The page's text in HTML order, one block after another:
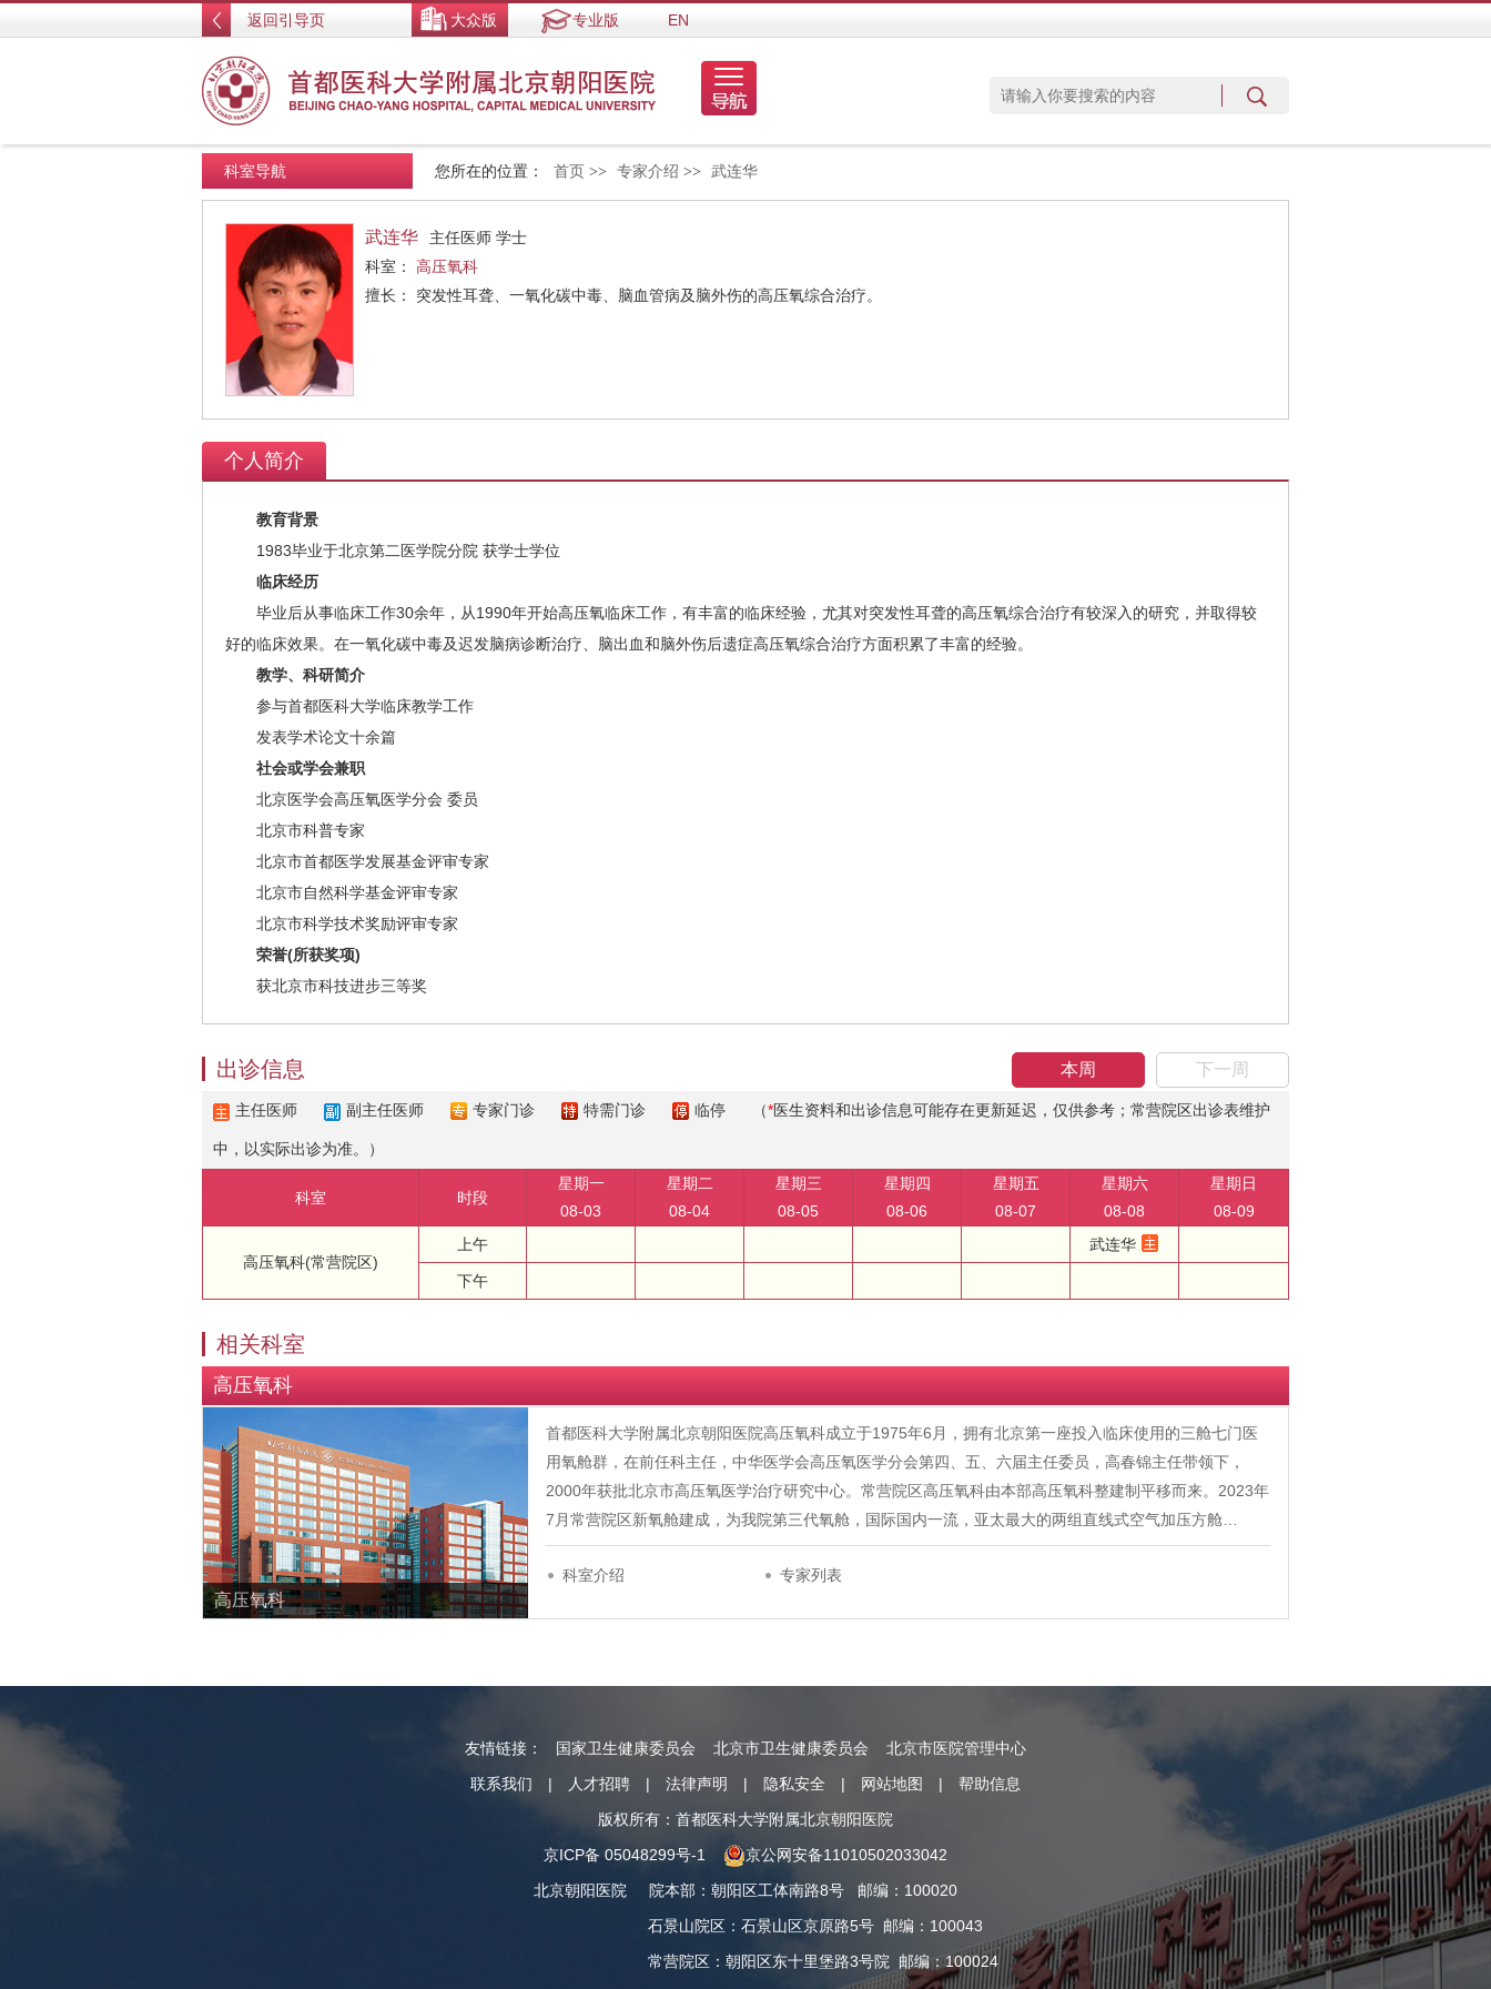
返回引导页 大众版 专业版 EN
您所在的位置： 首页 >> 专家介绍 >> 武连华
科室导航
武连华
主任医师 学士
科室： 高压氧科
擅长： 突发性耳聋、一氧化碳中毒、脑血管病及脑外伤的高压氧综合治疗。
个人简介
教育背景
1983毕业于北京第二医学院分院 获学士学位
临床经历
毕业后从事临床工作30余年，从1990年开始高压氧临床工作，有丰富的临床经验，尤其对突发性耳聋的高压氧综合治疗有较深入的研究，并取得较
好的临床效果。在一氧化碳中毒及迟发脑病诊断治疗、脑出血和脑外伤后遗症高压氧综合治疗方面积累了丰富的经验。
教学、科研简介
参与首都医科大学临床教学工作
发表学术论文十余篇
社会或学会兼职
北京医学会高压氧医学分会 委员
北京市科普专家
北京市首都医学发展基金评审专家
北京市自然科学基金评审专家
北京市科学技术奖励评审专家
荣誉(所获奖项)
获北京市科技进步三等奖
本周 下一周
出诊信息
主任医师 副主任医师 专家门诊 特需门诊 临停 （*医生资料和出诊信息可能存在更新延迟，仅供参考；常营院区出诊表维护
中，以实际出诊为准。）
科室 时段
星期一
08-03
星期二
08-04
星期三
08-05
星期四
08-06
星期五
08-07
星期六
08-08
星期日
08-09
高压氧科(常营院区)
上午 武连华
下午
相关科室
高压氧科
高压氧科
首都医科大学附属北京朝阳医院高压氧科成立于1975年6月，拥有北京第一座投入临床使用的三舱七门医
用氧舱群，在前任科主任，中华医学会高压氧医学分会第四、五、六届主任委员，高春锦主任带领下，
2000年获批北京市高压氧医学治疗研究中心。常营院区高压氧科由本部高压氧科整建制平移而来。2023年
7月常营院区新氧舱建成，为我院第三代氧舱，国际国内一流，亚太最大的两组直线式空气加压方舱…
科室介绍 专家列表
友情链接： 国家卫生健康委员会 北京市卫生健康委员会
北京市医院管理中心
联系我们
| 人才招聘 | 法律声明 | 隐私安全 | 网站地图 |
帮助信息
版权所有：首都医科大学附属北京朝阳医院
京ICP备 05048299号-1
京公网安备11010502033042
北京朝阳医院
院本部 ： 朝阳区工体南路8号 邮编：100020
石景山院区 ： 石景山区京原路5号 邮编：100043
常营院区 ： 朝阳区东十里堡路3号院 邮编：100024